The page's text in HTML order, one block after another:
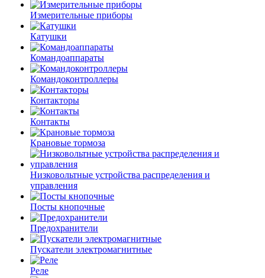
Измерительные приборы
Катушки
Командоаппараты
Командоконтроллеры
Контакторы
Контакты
Крановые тормоза
Низковольтные устройства распределения и
управления
Посты кнопочные
Предохранители
Пускатели электромагнитные
Реле